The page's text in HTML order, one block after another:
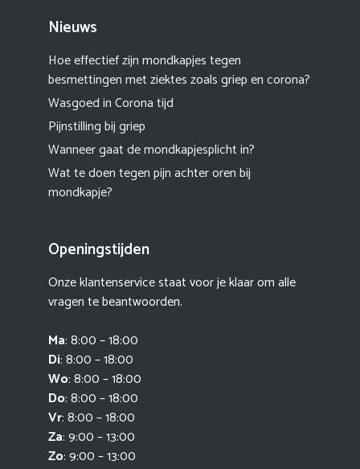
Nieuws
Hoe effectief zijn mondkapjes tegen
besmettingen met ziektes zoals griep en corona?
Wasgoed in Corona tijd
Pijnstilling bij griep
Wanneer gaat de mondkapjesplicht in?
Wat te doen tegen pijn achter oren bij
mondkapje?
Openingstijden
Onze klantenservice staat voor je klaar om alle
vragen te beantwoorden.
Ma: 8:00 – 18:00
Di: 8:00 – 18:00
Wo: 8:00 – 18:00
Do: 8:00 – 18:00
Vr: 8:00 – 18:00
Za: 9:00 – 13:00
Zo: 9:00 – 13:00